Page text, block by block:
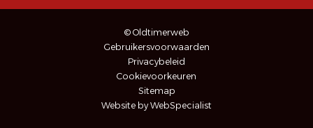
© Oldtimerweb
Gebruikersvoorwaarden
Privacybeleid
Cookievoorkeuren
Sitemap
Website by WebSpecialist